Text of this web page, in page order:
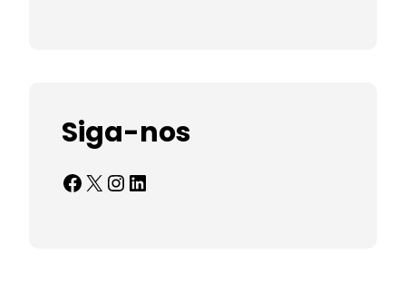
Siga-nos
Facebook X InstagramLinkedIn